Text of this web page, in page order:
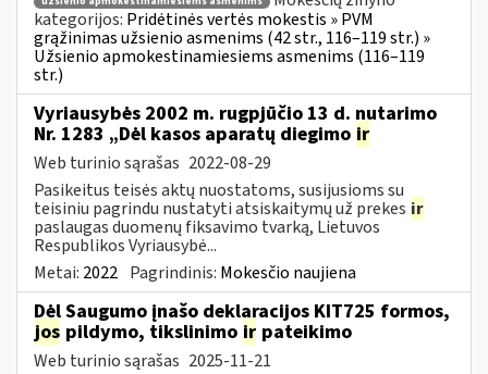
kategorijos: Pridėtinės vertės mokestis » PVM
grąžinimas užsienio asmenims (42 str., 116–119 str.) »
Užsienio apmokestinamiesiems asmenims (116–119
str.)
Vyriausybės 2002 m. rugpjūčio 13 d. nutarimo
Nr. 1283 „Dėl kasos aparatų diegimo ir
Web turinio sąrašas 2022-08-29
Pasikeitus teisės aktų nuostatoms, susijusioms su
teisiniu pagrindu nustatyti atsiskaitymų už prekes ir
paslaugas duomenų fiksavimo tvarką, Lietuvos
Respublikos Vyriausybė...
Metai: 2022 Pagrindinis: Mokesčio naujiena
Dėl Saugumo įnašo deklaracijos KIT725 formos,
jos pildymo, tikslinimo ir pateikimo
Web turinio sąrašas 2025-11-21